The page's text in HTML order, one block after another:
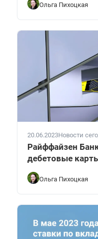
Ольга Пихоцкая
20.06.2023Новости
Райффайзен
дебетовые
Ольга Пихоцкая